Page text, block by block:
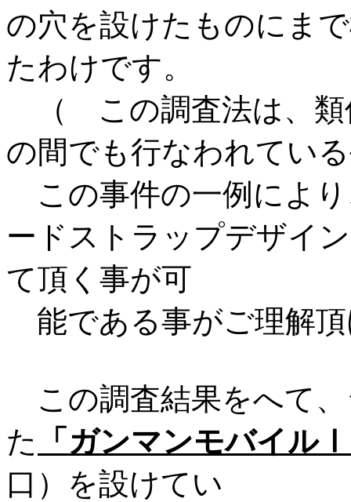
の穴を設けたものにま
たわけです。
（ この調査法は、類
の間でも行なわれてい
この事件の一例によ
ードストラップデザイ
て頂く事が可
能である事がご理解
この調査結果をへて
た
「ガンマンモバイル
口）を設けてい